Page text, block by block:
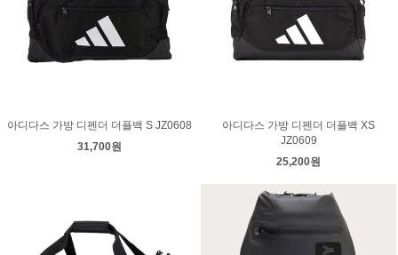
아디다스 가방 디펜더 더플백 S JZ0608
31,700원
아디다스 가방 디펜더 더플백 XS
JZ0609
25,200원